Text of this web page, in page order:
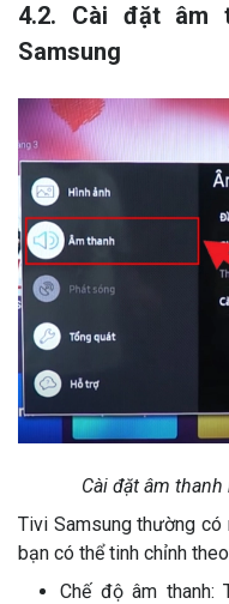
4.2. Cài đặt âm
Samsung
Cài đặt âm
Tivi Samsung thường có
bạn có thể tinh chỉnh
Chế độ âm thanh: